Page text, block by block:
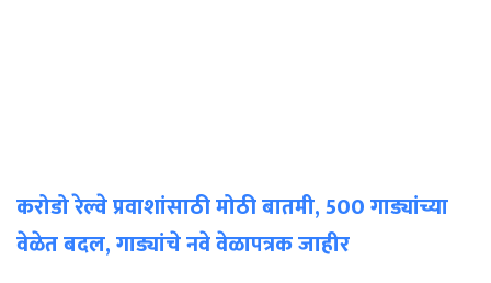
करोडो रेल्वे प्रवाशांसाठी मोठी बातमी, 500 गाड्यांच्या
वेळेत बदल, गाड्यांचे नवे वेळापत्रक जाहीर